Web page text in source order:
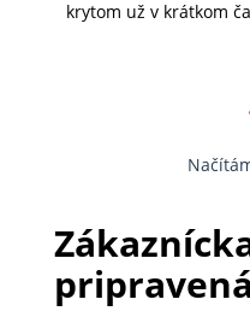
krytom už v krátkom